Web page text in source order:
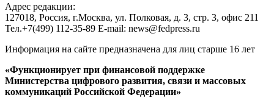
Адрес редакции:
127018, Россия, г.Москва, ул. Полковая, д. 3, стр. 3, офис 211
Тел.+7(499) 112-35-89 E-mail: news@fedpress.ru
Информация на сайте предназначена для лиц старше 16 лет
«Функционирует при финансовой поддержке
Министерства цифрового развития, связи и массовых
коммуникаций Российской Федерации»